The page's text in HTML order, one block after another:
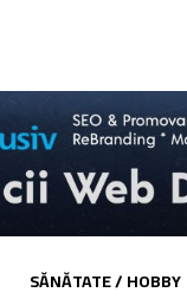
SĂNĂTATE / HOBBY